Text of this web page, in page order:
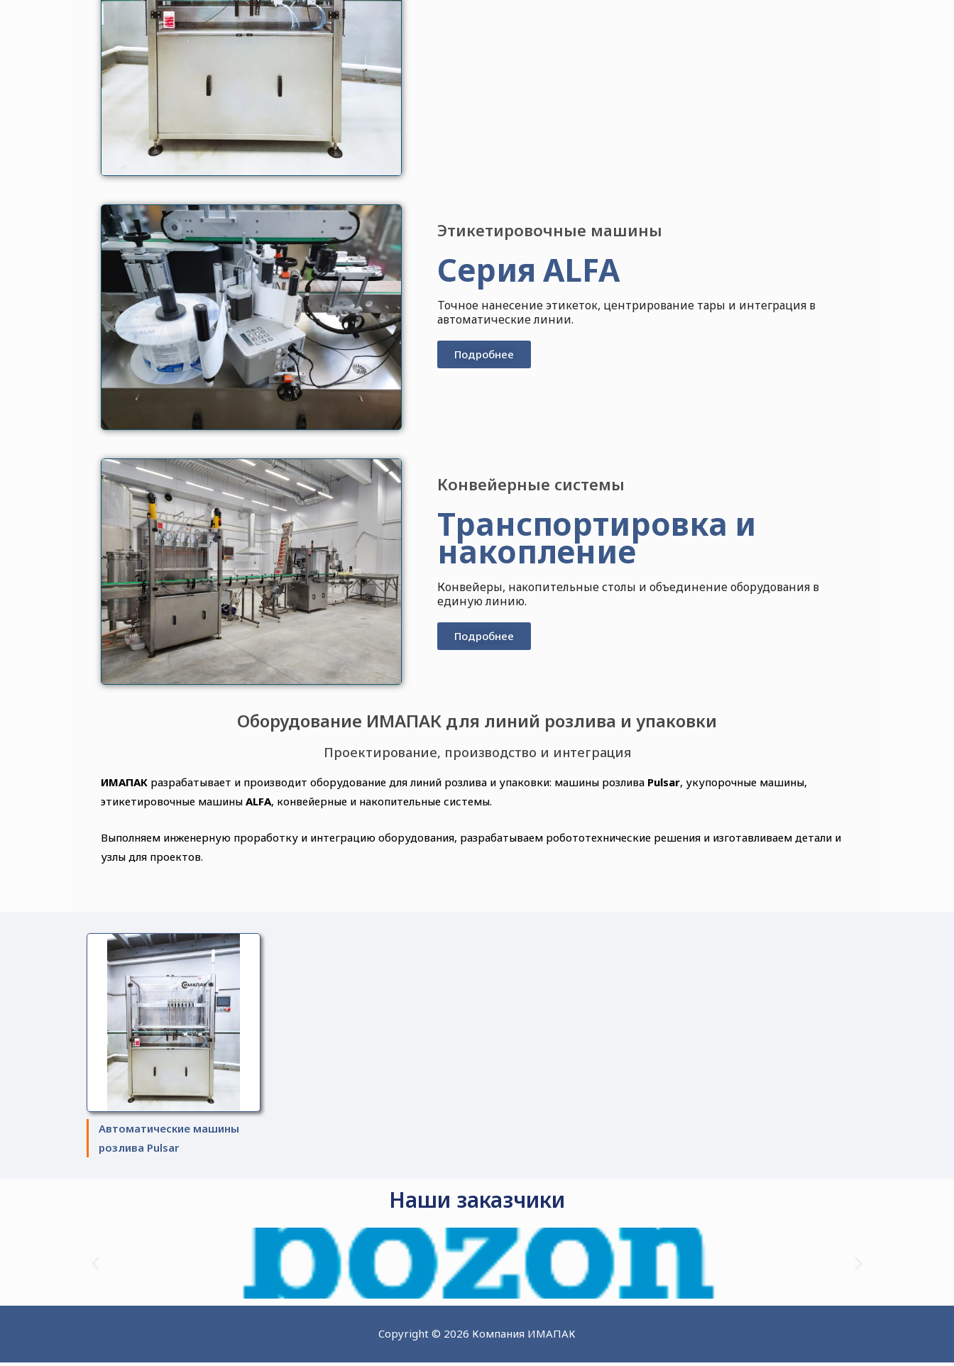
Этикетировочные машины
Серия ALFA
Точное нанесение этикеток, центрирование тары и интеграция в
автоматические линии.
Подробнее
Конвейерные системы
Транспортировка и
накопление
Конвейеры, накопительные столы и объединение оборудования в
единую линию.
Подробнее
Оборудование ИМАПАК для линий розлива и упаковки
Проектирование, производство и интеграция
ИМАПАК разрабатывает и производит оборудование для линий розлива и упаковки: машины розлива Pulsar, укупорочные машины,
этикетировочные машины ALFA, конвейерные и накопительные системы.
Выполняем инженерную проработку и интеграцию оборудования, разрабатываем робототехнические решения и изготавливаем детали и
узлы для проектов.
Автоматические машины
розлива Pulsar
Наши заказчики
Copyright © 2026 Компания ИМАПАК